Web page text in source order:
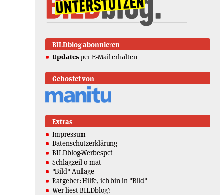
BILDblog abonnieren
Updates per E-Mail erhalten
Gehostet von
Extras
Impressum
Datenschutzerklärung
BILDblog-Werbespot
Schlagzeil-o-mat
"Bild"-Auflage
Ratgeber: Hilfe, ich bin in "Bild"
Wer liest BILDblog?